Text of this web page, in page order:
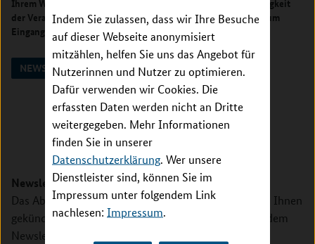
Indem Sie zulassen, dass wir Ihre Besuche
auf dieser Webseite anonymisiert
mitzählen, helfen Sie uns das Angebot für
Nutzerinnen und Nutzer zu optimieren.
Dafür verwenden wir Cookies. Die
erfassten Daten werden nicht an Dritte
weitergegeben. Mehr Informationen
finden Sie in unserer
Datenschutzerklärung . Wer unsere
Dienstleister sind, können Sie im
Impressum unter folgendem Link
nachlesen: Impressum
Newsletter Abmelden
Das Abonnement des Newsletters kann jederzeit von Ihnen
gekündigt werden. Zu diesem Zweck findet sich in jedem
Newsletter ein entsprechender Link. Hierdurch wird